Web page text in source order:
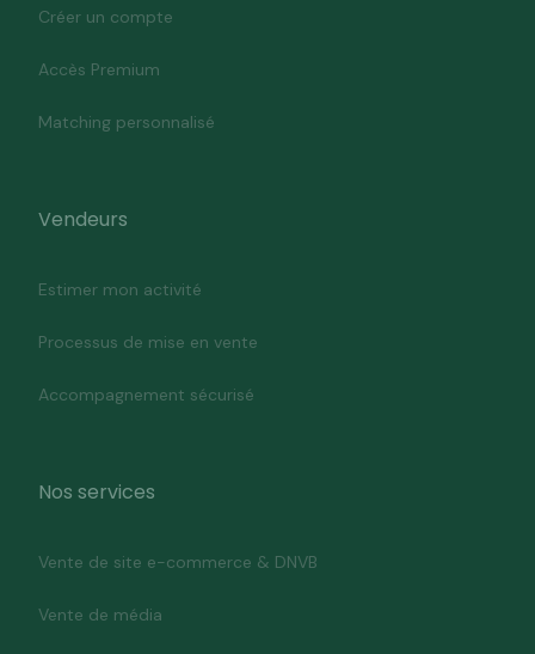
Créer un compte
Accès Premium
Matching personnalisé
Vendeurs
Estimer mon activité
Processus de mise en vente
Accompagnement sécurisé
Nos services
Vente de site e-commerce & DNVB
Vente de média